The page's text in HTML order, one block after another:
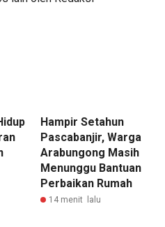
Hampir Setahun
Pascabanjir, Warga
Arabungong Masih
Menunggu Bantuan
Perbaikan Rumah
14 menit lalu